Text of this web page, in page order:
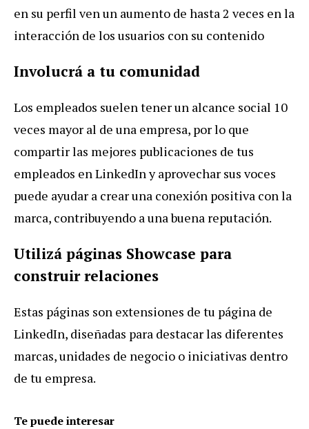
en su perfil ven un aumento de hasta 2 veces en la
interacción de los usuarios con su contenido
Involucrá a tu comunidad
Los empleados suelen tener un alcance social 10
veces mayor al de una empresa, por lo que
compartir las mejores publicaciones de tus
empleados en LinkedIn y aprovechar sus voces
puede ayudar a crear una conexión positiva con la
marca, contribuyendo a una buena reputación.
Utilizá páginas Showcase para
construir relaciones
Estas páginas son extensiones de tu página de
LinkedIn, diseñadas para destacar las diferentes
marcas, unidades de negocio o iniciativas dentro
de tu empresa.
Te puede interesar